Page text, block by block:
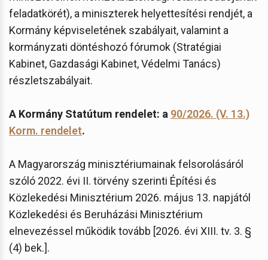
feladatkörét), a miniszterek helyettesítési rendjét, a
Kormány képviseletének szabályait, valamint a
kormányzati döntéshozó fórumok (Stratégiai
Kabinet, Gazdasági Kabinet, Védelmi Tanács)
részletszabályait.
A Kormány Statútum rendelet: a 90/2026. (V. 13.)
Korm. rendelet.
A Magyarország minisztériumainak felsorolásáról
szóló 2022. évi II. törvény szerinti Építési és
Közlekedési Minisztérium 2026. május 13. napjától
Közlekedési és Beruházási Minisztérium
elnevezéssel működik tovább [2026. évi XIII. tv. 3. §
(4) bek.].